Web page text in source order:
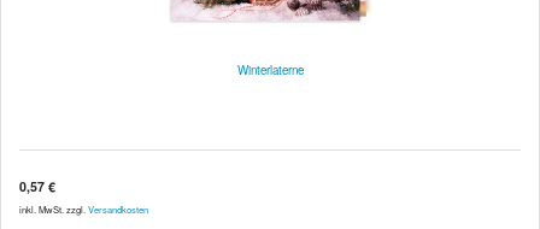
Winterlaterne
0,57 €
inkl. MwSt. zzgl. Versandkosten